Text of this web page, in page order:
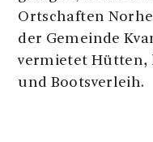
Ortschaften
der Gemeinde
vermietet Hütten,
und Bootsverleih.